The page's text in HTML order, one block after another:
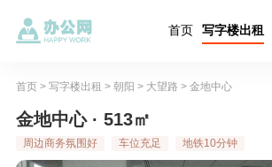
首页 写字楼出租
首页> 写字楼出租 > 朝阳 > 大望路 > 金地中心
金地中心 · 513㎡
周边商务氛围好 车位充足 地铁10分钟